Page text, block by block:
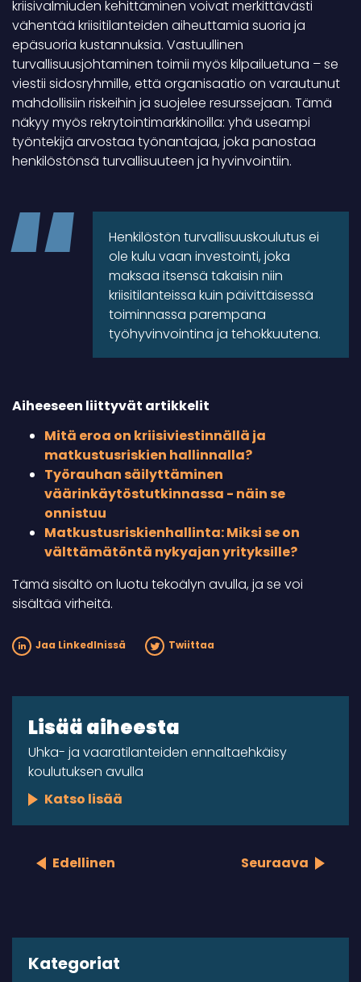
kriisivalmiuden kehittäminen voivat merkittävästi
vähentää kriisitilanteiden aiheuttamia suoria ja
epäsuoria kustannuksia. Vastuullinen
turvallisuusjohtaminen toimii myös kilpailuetuna – se
viestii sidosryhmille, että organisaatio on varautunut
mahdollisiin riskeihin ja suojelee resurssejaan. Tämä
näkyy myös rekrytointimarkkinoilla: yhä useampi
työntekijä arvostaa työnantajaa, joka panostaa
henkilöstönsä turvallisuuteen ja hyvinvointiin.
Henkilöstön turvallisuuskoulutus ei
ole kulu vaan investointi, joka
maksaa itsensä takaisin niin
kriisitilanteissa kuin päivittäisessä
toiminnassa parempana
työhyvinvointina ja tehokkuutena.
Aiheeseen liittyvät artikkelit
Mitä eroa on kriisiviestinnällä ja
matkustusriskien hallinnalla?
Työrauhan säilyttäminen
väärinkäytöstutkinnassa - näin se
onnistuu
Matkustusriskienhallinta: Miksi se on
välttämätöntä nykyajan yrityksille?
Tämä sisältö on luotu tekoälyn avulla, ja se voi
sisältää virheitä.
Jaa LinkedInissä Twiittaa
Lisää aiheesta
Uhka- ja vaaratilanteiden ennaltaehkäisy
koulutuksen avulla
Katso lisää
Edellinen Seuraava
Kategoriat